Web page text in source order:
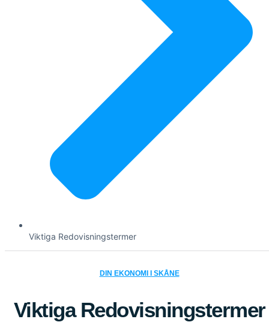
Viktiga Redovisningstermer
DIN EKONOMI I SKÅNE
Viktiga Redovisningstermer